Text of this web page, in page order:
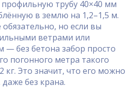
трубу 40×40 мм
в землю на 1,2–1,5 м.
но если вы
ветрами или
— без бетона забор просто
погонного метра такого
кг. Это значит, что его можно
без крана.